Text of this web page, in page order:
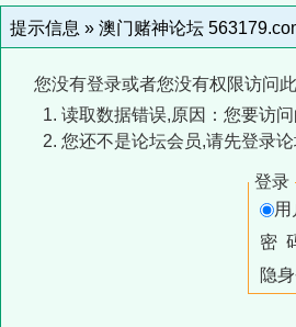
提示信息 » 澳门赌神论坛
您没有登录或者您没有权限访问
读取数据错误,原因：您要访
您还不是论坛会员,请先登录
登录
密
隐